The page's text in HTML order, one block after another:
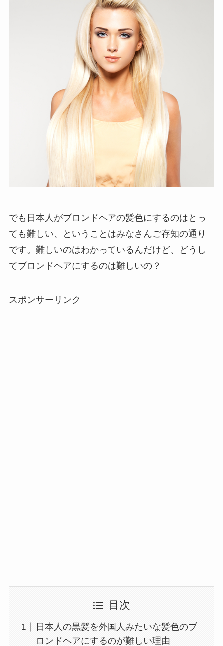
でも日本人がブロンドヘアの髪色にするのはとっ
ても難しい、ということはみなさんご存知の通り
です。難しいのはわかっているんだけど、どうし
てブロンドヘアにするのは難しいの？
スポンサーリンク
目次
日本人の黒髪を外国人みたいな髪色のブ
ロンドヘアにするのが難しい理由